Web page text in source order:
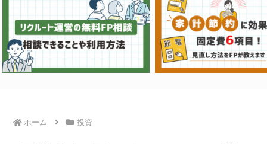
ホーム 投資